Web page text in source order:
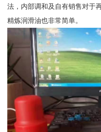
法，内部调和及自有销售对于
精炼润滑油也非常简单。